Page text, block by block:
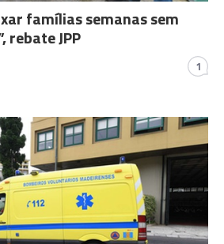
famílias semanas sem
rebate JPP
1